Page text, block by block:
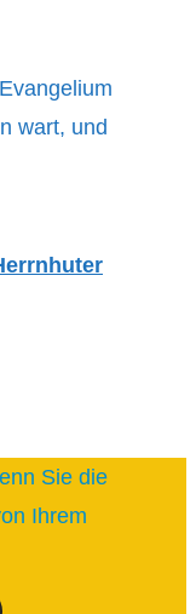
wart, und
Sie die
Ihrem